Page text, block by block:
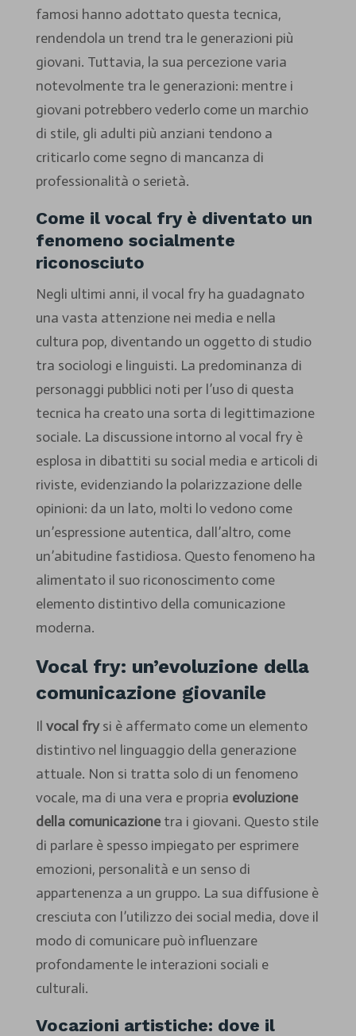
famosi hanno adottato questa tecnica,
rendendola un trend tra le generazioni più
giovani. Tuttavia, la sua percezione varia
notevolmente tra le generazioni: mentre i
giovani potrebbero vederlo come un marchio
di stile, gli adulti più anziani tendono a
criticarlo come segno di mancanza di
professionalità o serietà.
Come il vocal fry è diventato un
fenomeno socialmente
riconosciuto
Negli ultimi anni, il vocal fry ha guadagnato
una vasta attenzione nei media e nella
cultura pop, diventando un oggetto di studio
tra sociologi e linguisti. La predominanza di
personaggi pubblici noti per l’uso di questa
tecnica ha creato una sorta di legittimazione
sociale. La discussione intorno al vocal fry è
esplosa in dibattiti su social media e articoli di
riviste, evidenziando la polarizzazione delle
opinioni: da un lato, molti lo vedono come
un’espressione autentica, dall’altro, come
un’abitudine fastidiosa. Questo fenomeno ha
alimentato il suo riconoscimento come
elemento distintivo della comunicazione
moderna.
Vocal fry: un’evoluzione della
comunicazione giovanile
Il vocal frysi è affermato come un elemento
distintivo nel linguaggio della generazione
attuale. Non si tratta solo di un fenomeno
vocale, ma di una vera e propria evoluzione
della comunicazionetra i giovani. Questo stile
di parlare è spesso impiegato per esprimere
emozioni, personalità e un senso di
appartenenza a un gruppo. La sua diffusione è
cresciuta con l’utilizzo dei social media, dove il
modo di comunicare può influenzare
profondamente le interazioni sociali e
culturali.
Vocazioni artistiche: dove il